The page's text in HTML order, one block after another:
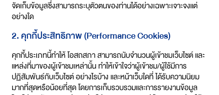
จัดเก็บข้อมูลซึ่งสามารถระบุตัวตนของท่านได้อย่างเฉพาะเจาะจงแต่
อย่างใด
2. คุกกี้ประสิทธิภาพ (Performance Cookies)
คุกกี้ประเภทนี้ทำให้ โอสถสภา สามารถนับจำนวนผู้เข้าชมเว็บไซต์ และ
แหล่งที่มาของผู้เข้าชมเหล่านั้น ทำให้เข้าใจว่าผู้เข้าชม/ผู้ใช้มีการ
ปฏิสัมพันธ์กับเว็บไซต์ อย่างไรบ้าง และหน้าเว็บใดที่ ได้รับความนิยม
มากที่สุดหรือน้อยที่สุด โดยการเก็บรวบรวมและการรายงานข้อมูล